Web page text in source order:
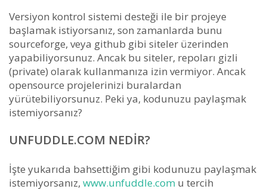
Versiyon kontrol sistemi desteği ile bir projeye
başlamak istiyorsanız, son zamanlarda bunu
sourceforge, veya github gibi siteler üzerinden
yapabiliyorsunuz. Ancak bu siteler, repoları gizli
(private) olarak kullanmanıza izin vermiyor. Ancak
opensource projelerinizi buralardan
yürütebiliyorsunuz. Peki ya, kodunuzu paylaşmak
istemiyorsanız?
UNFUDDLE.COM NEDIR?
İşte yukarıda bahsettiğim gibi kodunuzu paylaşmak
istemiyorsanız, www.unfuddle.com u tercih